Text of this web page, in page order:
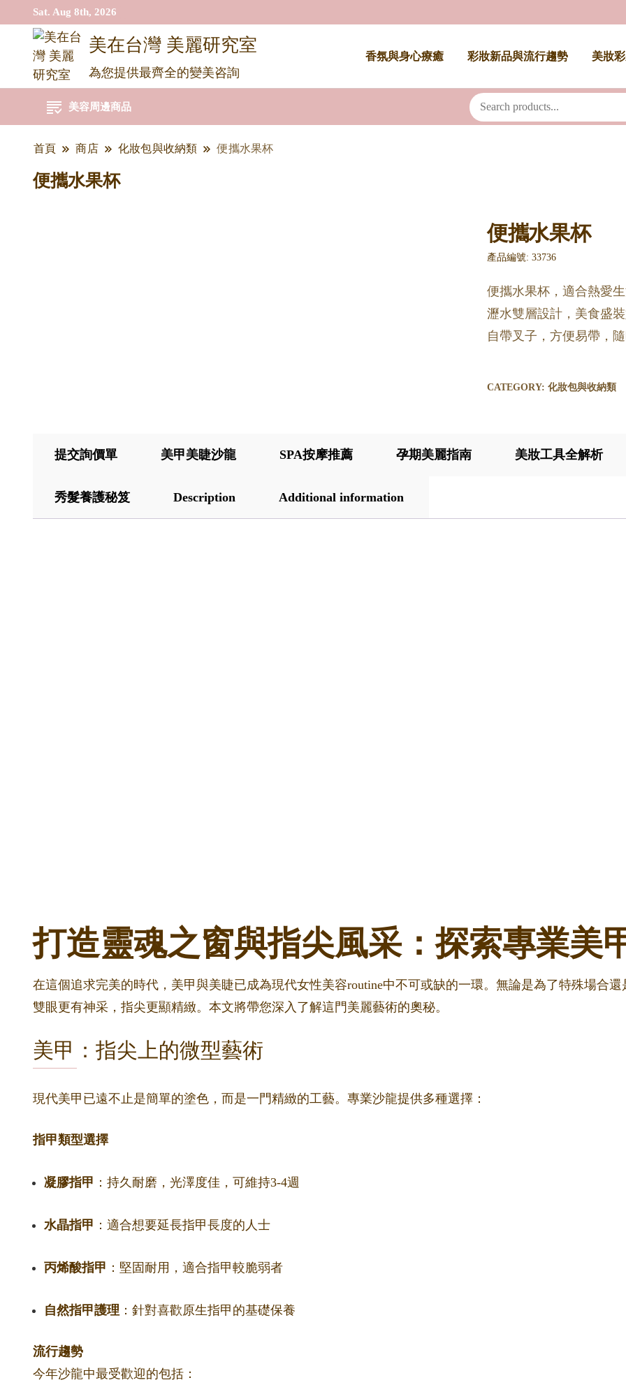
Sat. Aug 8th, 2026
美在台灣 美麗研究室
為您提供最齊全的變美咨詢
香氛與身心療癒 彩妝新品與流行趨勢 美妝
美容周邊商品
首頁 商店 化妝包與收納類 便攜水果杯
便攜水果杯
便攜水果杯
產品編號: 33736
便攜水果杯，適合熱愛
瀝水雙層設計，美食盛
自帶叉子，方便易帶，
CATEGORY: 化妝包與收納類
提交詢價單 美甲美睫沙龍 SPA按摩推薦 孕期美麗指南 美妝工具全解析
秀髮養護秘笈 Description Additional information
打造靈魂之窗與指尖風采：探索專業美
在這個追求完美的時代，美甲與美睫已成為現代女性美容routine中不可或缺的一環。無論是為了特殊場合
雙眼更有神采，指尖更顯精緻。本文將帶您深入了解這門美麗藝術的奧秘。
美甲：指尖上的微型藝術
現代美甲已遠不止是簡單的塗色，而是一門精緻的工藝。專業沙龍提供多種選擇：
指甲類型選擇
凝膠指甲 ：持久耐磨，光澤度佳，可維持3-4週
水晶指甲 ：適合想要延長指甲長度的人士
丙烯酸指甲 ：堅固耐用，適合指甲較脆弱者
自然指甲護理 ：針對喜歡原生指甲的基礎保養
流行趨勢
今年沙龍中最受歡迎的包括：